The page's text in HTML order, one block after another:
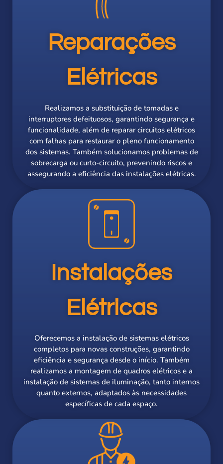
Reparações
Elétricas
Realizamos a substituição de tomadas e
interruptores defeituosos, garantindo segurança e
funcionalidade, além de reparar circuitos elétricos
com falhas para restaurar o pleno funcionamento
dos sistemas. Também solucionamos problemas de
sobrecarga ou curto-circuito, prevenindo riscos e
assegurando a eficiência das instalações elétricas.
Instalações
Elétricas
Oferecemos a instalação de sistemas elétricos
completos para novas construções, garantindo
eficiência e segurança desde o início. Também
realizamos a montagem de quadros elétricos e a
instalação de sistemas de iluminação, tanto internos
quanto externos, adaptados às necessidades
específicas de cada espaço.